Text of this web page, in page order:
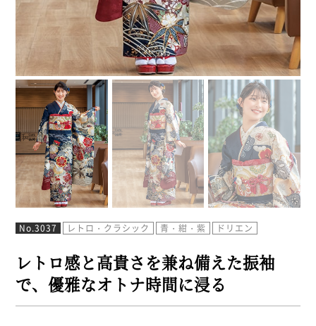
No.3037 レトロ・クラシック 青・紺・紫 ドリエン
レトロ感と高貴さを兼ね備えた振袖
で、優雅なオトナ時間に浸る